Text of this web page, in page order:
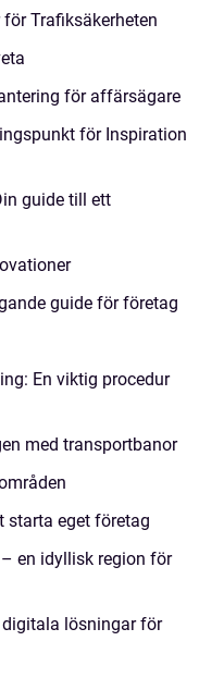
Trafiksäkerheten
för affärsägare
för Inspiration
guide till ett
guide för företag
En viktig procedur
med transportbanor
starta eget företag
en idyllisk region för
lösningar för